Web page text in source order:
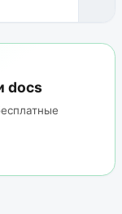
docs